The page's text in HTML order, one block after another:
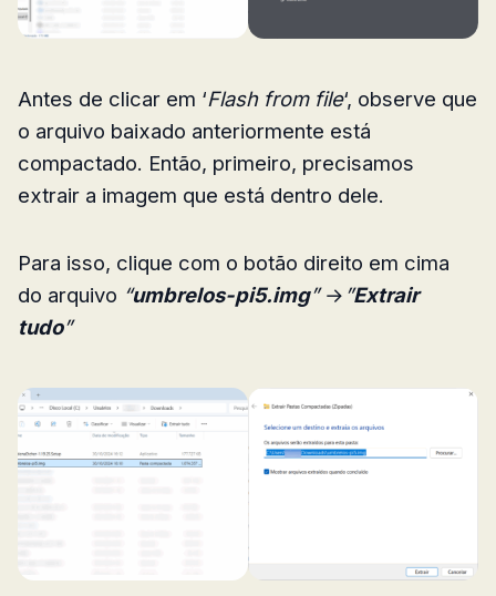
Antes de clicar em ‘Flash from file‘, observe que
o arquivo baixado anteriormente está
compactado. Então, primeiro, precisamos
extrair a imagem que está dentro dele.
Para isso, clique com o botão direito em cima
do arquivo “umbrelos-pi5.img”→ ”Extrair
tudo”